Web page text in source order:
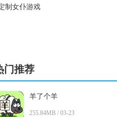
制女仆游戏
门推荐
羊了个羊
255.84MB / 03-23